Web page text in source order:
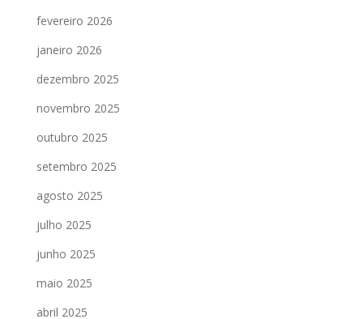
fevereiro 2026
janeiro 2026
dezembro 2025
novembro 2025
outubro 2025
setembro 2025
agosto 2025
julho 2025
junho 2025
maio 2025
abril 2025